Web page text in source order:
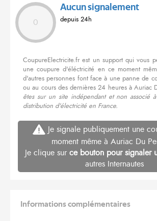
0
Aucun signalement
depuis 24h
CoupureElectricite.fr est un support qui vous
une coupure d'éléctricité en ce moment
d'autres personnes font face à une panne de
ou au cours des dernières 24 heures à Auriac
êtes sur un site indépendant et non associé
distribution d'électricité en France.
Je signale publiquement une
moment même à Auriac Du
Je clique sur ce bouton pour signaler
autres Internautes
Informations complémentaires